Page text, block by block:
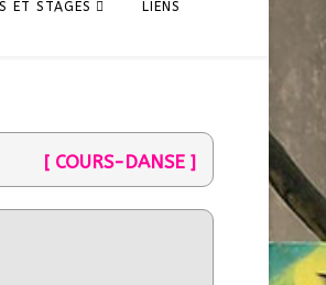
ET STAGES LIENS
[ COURS-DANSE ]